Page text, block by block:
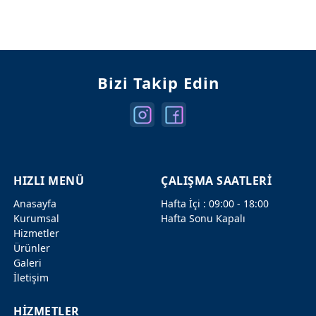
Bizi Takip Edin
HIZLI MENÜ
Anasayfa
Kurumsal
Hizmetler
Ürünler
Galeri
İletişim
ÇALIŞMA SAATLERİ
Hafta İçi : 09:00 - 18:00
Hafta Sonu Kapalı
HİZMETLER